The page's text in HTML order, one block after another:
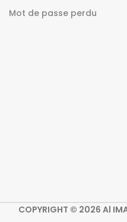
Mot de passe perdu
COPYRIGHT © 2026 Al